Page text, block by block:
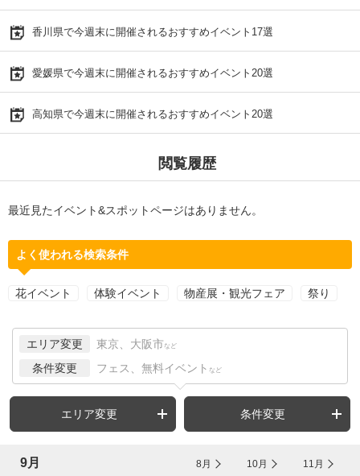
香川県で今週末に開催されるおすすめイベント17選
愛媛県で今週末に開催されるおすすめイベント20選
高知県で今週末に開催されるおすすめイベント20選
閲覧履歴
最近見たイベント&スポットページはありません。
よく使われる検索条件
花イベント 体験イベント 物産展・観光フェア 祭り
エリア変更 東京、大阪市 など
条件変更 フェス、無料イベント など
エリア変更 条件変更
9月 8月 10月 11月